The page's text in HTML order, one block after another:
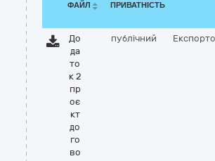
ФАЙЛ ПРИВАТНІСТЬ
До
да
то
к 2
пр
оє
кт
до
го
во
публічний